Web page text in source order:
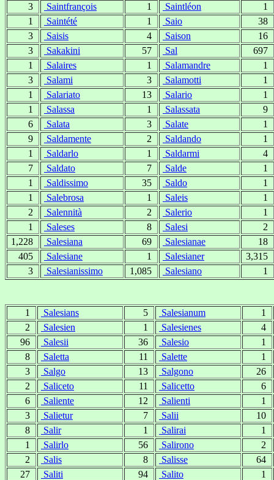
3
Saintfrançois 1 Saintléon
1
1
Saintété 1 Saio
38
3
Saisis 4 Saison
16
3
Sakakini 57 Sal
697
1
Salaires 1 Salamandre
1
3
Salami 3 Salamotti
1
1
Salariato 13 Salario
1
1
Salassa 1 Salassata
9
6
Salata 3 Salate
1
9
Saldamente 2 Saldando
1
1
Saldarlo 1 Saldarmi
4
7
Saldato 7 Salde
1
1
Saldissimo 35 Saldo
1
1
Salebrosa 1 Saleis
1
2
Salennità 2 Salerio
1
1
Saleses 8 Salesi
2
1,228
Salesiana 69 Salesianae
18
405
Salesiane 1 Salesianer
3,315
3
Salesianissimo 1,085 Salesiano 1
1 Salesians 5 Salesianum
1
2
Salesien 1 Salesienes
4
96
Salesii 36 Salesio
1
8
Saletta 11 Salette
1
3
Salgo 13 Salgono
26
2
Saliceto 11 Salicetto
6
6
Saliente 12 Salienti
1
3
Salietur 7 Salii
10
8
Salir 1 Salirai
1
1
Salirlo 56 Salirono
2
2
Salis 8 Salisse
64
27
Saliti 94 Salito
1